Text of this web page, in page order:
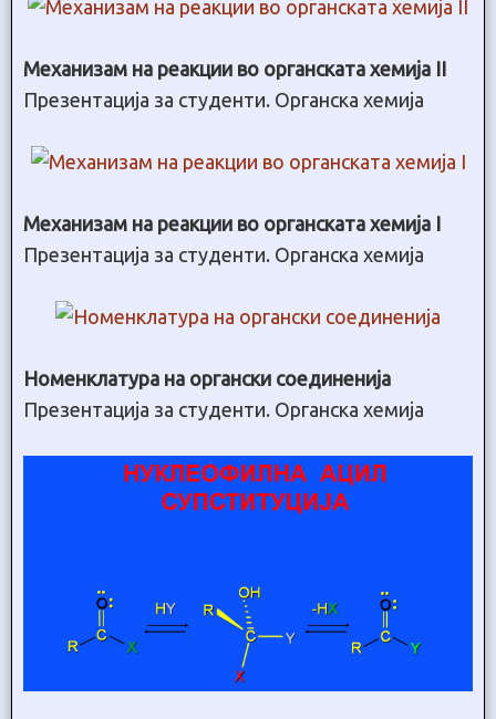
Механизам на реакции во органската хемија II
Презентација за студенти. Органска хемија
Механизам на реакции во органската хемија I
Презентација за студенти. Органска хемија
Номенклатура на органски соединенија
Презентација за студенти. Органска хемија